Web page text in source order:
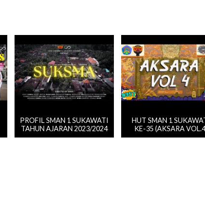
PROFIL SMAN 1 SUKAWATI
TAHUN AJARAN 2023/2024
HUT SMAN 1
KE-35 (AKSARA